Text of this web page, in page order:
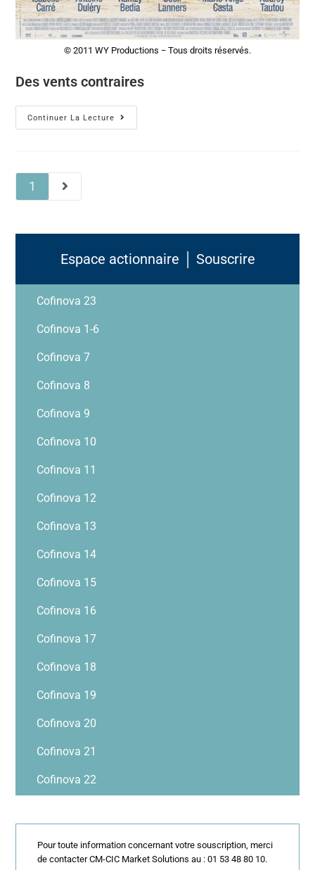
© 2011 WY Productions − Tous droits réservés.
Des vents contraires
Continuer La Lecture
1
Espace actionnaire │ Souscrire
Cofinova 23
Cofinova 1-6
Cofinova 7
Cofinova 8
Cofinova 9
Cofinova 10
Cofinova 11
Cofinova 12
Cofinova 13
Cofinova 14
Cofinova 15
Cofinova 16
Cofinova 17
Cofinova 18
Cofinova 19
Cofinova 20
Cofinova 21
Cofinova 22
Pour toute information concernant votre souscription, merci
de contacter CM-CIC Market Solutions au : 01 53 48 80 10.